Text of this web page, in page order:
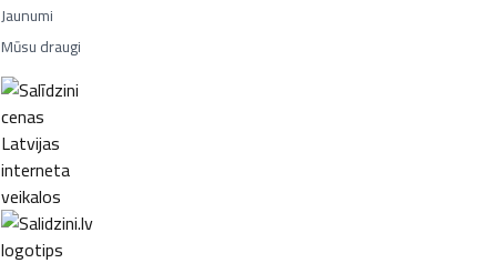
Jaunumi
Mūsu draugi